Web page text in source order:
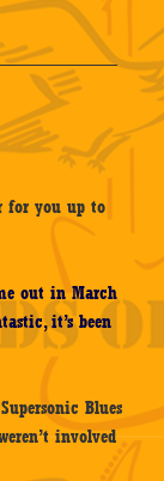
for you up to
out in March
it’s been
Blues
involved